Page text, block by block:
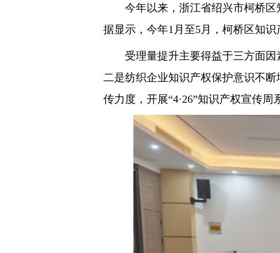
今年以来，浙江省绍兴市柯桥区
据显示，今年1月至5月，柯桥区知识
受理量提升主要得益于三方面因
二是纺织企业知识产权保护意识不
传力度，开展“4·26”知识产权宣传